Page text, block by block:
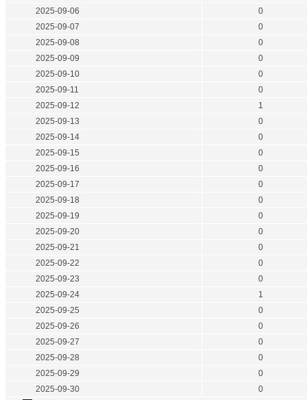
2025-09-06
0
2025-09-07
0
2025-09-08
0
2025-09-09
0
2025-09-10
0
2025-09-11
0
2025-09-12
1
2025-09-13
0
2025-09-14
0
2025-09-15
0
2025-09-16
0
2025-09-17
0
2025-09-18
0
2025-09-19
0
2025-09-20
0
2025-09-21
0
2025-09-22
0
2025-09-23
0
2025-09-24
1
2025-09-25
0
2025-09-26
0
2025-09-27
0
2025-09-28
0
2025-09-29
0
2025-09-30
0